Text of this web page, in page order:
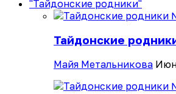
"Тайдонские родники"
Тайдонские
Майя Метальникова Июн